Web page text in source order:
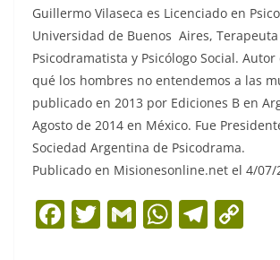
Guillermo Vilaseca es Licenciado en
Universidad de Buenos Aires, Terapeuta
Psicodramatista y Psicólogo Social.
qué los hombres no entendemos a las
publicado en 2013 por Ediciones B en
Agosto de 2014 en México. Fue
Sociedad Argentina de Psicodrama.
Publicado en Misionesonline.net el 4/07/
F T G W T